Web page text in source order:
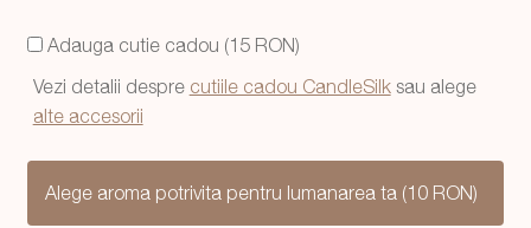
Adauga cutie cadou (15 RON)
Vezi detalii despre cutiile cadou CandleSilksau alege
alte accesorii
Alege aroma potrivita pentru lumanarea ta (10 RON)